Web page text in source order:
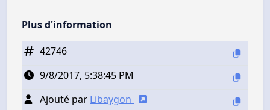
Plus d'information
42746
9/8/2017, 5:38:45 PM
Ajouté par Libaygon